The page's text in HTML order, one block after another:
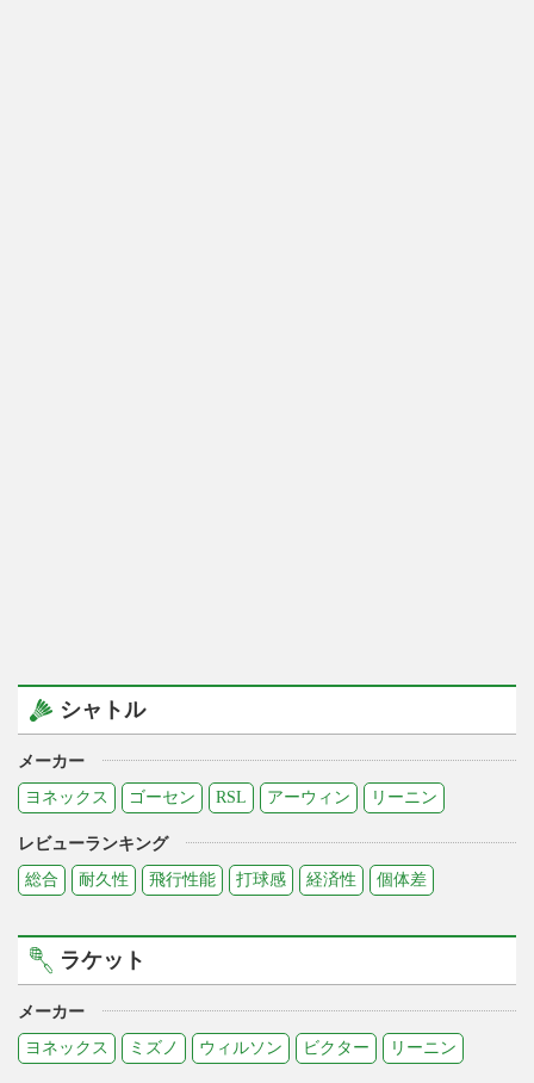
シャトル
メーカー
ヨネックス
ゴーセン RSL アーウィン リーニン
レビューランキング
総合
耐久性 飛行性能 打球感 経済性 個体差
ラケット
メーカー
ヨネックス
ミズノ ウィルソン ビクター リーニン